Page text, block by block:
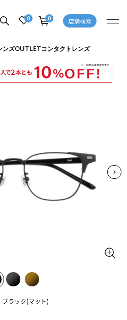
0 0 店舗検索
ンズOUTLETコンタクトレンズ
ブラック(マット)
商品詳細ページへ